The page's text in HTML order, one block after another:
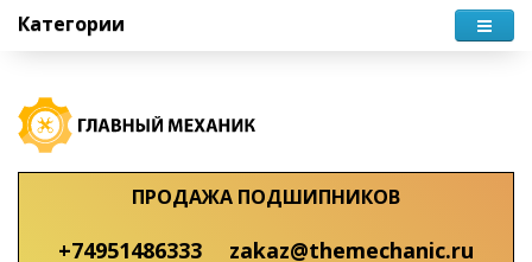
Категории
ПРОДАЖА ПОДШИПНИКОВ
+74951486333 zakaz@themechanic.ru